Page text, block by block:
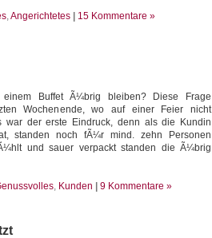
,Angerichtetes 15 Kommentare »
Buffet Ã¼brig bleiben? Diese Frage
Wochenende, wo auf einer Feier nicht
war der erste Eindruck, denn als die Kundin
standen noch fÃ¼r mind. zehn Personen
und sauer verpackt standen die Ã¼brig
, Kunden 9 Kommentare »